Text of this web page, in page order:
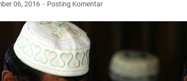
06, 2016 Posting Komentar